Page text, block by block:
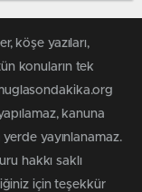
köşe yazıları,
konuların tek
kanuna
yayınlanamaz.
hakkı saklı
için teşekkür